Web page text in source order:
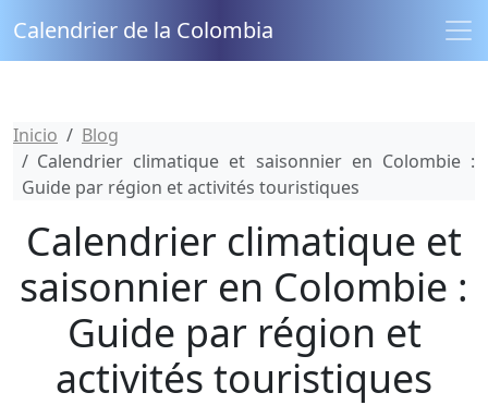
Calendrier de la Colombia
Inicio
Blog
Calendrier climatique et saisonnier en Colombie :
Guide par région et activités touristiques
Calendrier climatique et
saisonnier en Colombie :
Guide par région et
activités touristiques